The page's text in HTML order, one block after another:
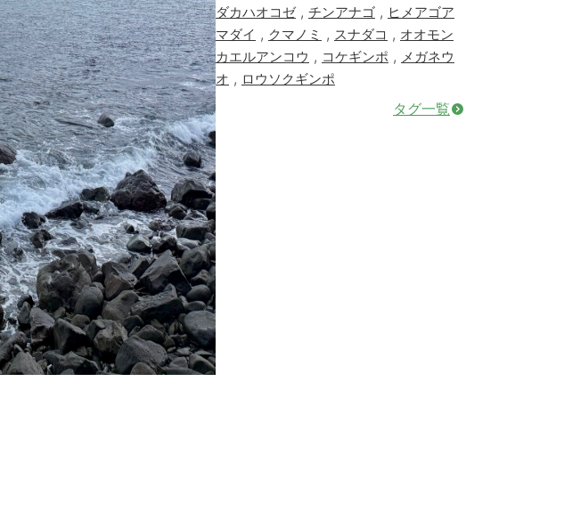
ダカハオコゼ, チンアナゴ , ヒメアゴア
マダイ , クマノミ , スナダコ , オオモン
カエルアンコウ , コケギンポ , メガネウ
オ , ロウソクギンポ
タグ一覧